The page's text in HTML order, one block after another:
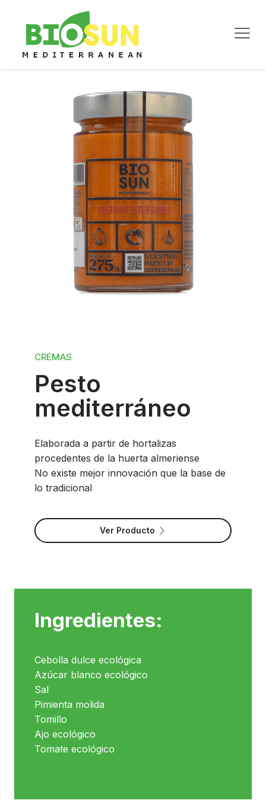
CREMAS
Pesto
mediterráneo
Elaborada a partir de hortalizas
procedentes de la huerta almeriense
No existe mejor innovación que la base de
lo tradicional
Ver Producto
Ingredientes:
Cebolla dulce ecológica
Azúcar blanco ecológico
Sal
Pimienta molida
Tomillo
Ajo ecológico
Tomate ecológico